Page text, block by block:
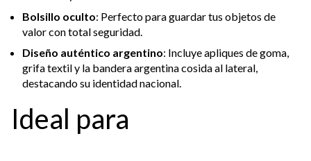
Bolsillo oculto: Perfecto para guardar tus objetos de
valor con total seguridad.
Diseño auténtico argentino: Incluye apliques de goma,
grifa textil y la bandera argentina cosida al lateral,
destacando su identidad nacional.
Ideal para